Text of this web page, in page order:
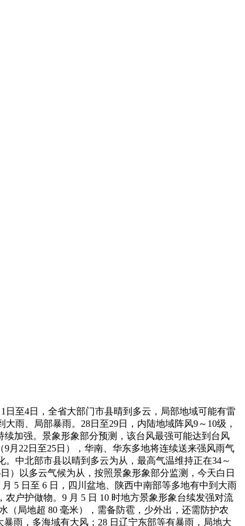
至4日，全省大部门市县晴到多云，局部地域可能有雷
雨、局部暴雨。28日至29日，内陆地域阵风9～10级，
加强。景象形象部分预测，该台风最强可能达到台风
月22日至25日），华南、华东多地将连续送来强风雨气
中北部市县以晴到多云为从，最高气温维持正在34～
）以多云气候为从，按照景象形象部分监测，今天白日
5 日至 6 日，四川盆地、陕西中南部等多地有中到大雨
户护做物。9 月 5 日 10 时地方景象形象台续发强对流
（局地超 80 毫米），需备防雹，少外出，还需防护农
雨，多海域有大风；28 日辽宁东部等有暴雨，局地大